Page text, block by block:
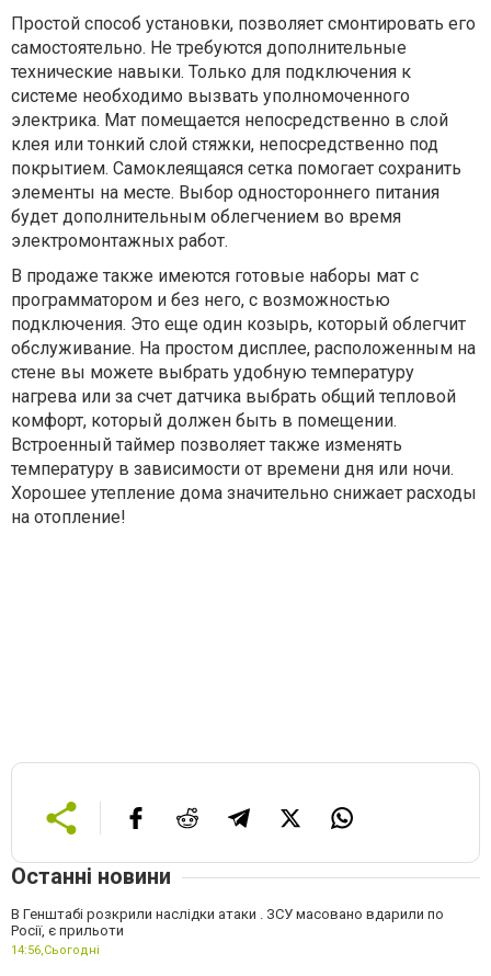
Простой способ установки, позволяет смонтировать его
самостоятельно. Не требуются дополнительные
технические навыки. Только для подключения к
системе необходимо вызвать уполномоченного
электрика. Мат помещается непосредственно в слой
клея или тонкий слой стяжки, непосредственно под
покрытием. Самоклеящаяся сетка помогает сохранить
элементы на месте. Выбор одностороннего питания
будет дополнительным облегчением во время
электромонтажных работ.
В продаже также имеются готовые наборы мат с
программатором и без него, с возможностью
подключения. Это еще один козырь, который облегчит
обслуживание. На простом дисплее, расположенным на
стене вы можете выбрать удобную температуру
нагрева или за счет датчика выбрать общий тепловой
комфорт, который должен быть в помещении.
Встроенный таймер позволяет также изменять
температуру в зависимости от времени дня или ночи.
Хорошее утепление дома значительно снижает расходы
на отопление!
Останні новини
В Генштабі розкрили наслідки атаки . ЗСУ масовано вдарили по
Росії, є прильоти
14:56,Сьогодні